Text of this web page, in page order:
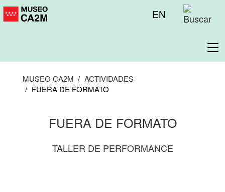
Pasar
al
Menú
superior
EN
MUSEO CA2M
ACTIVIDADES
FUERA DE FORMATO
FUERA DE FORMATO
TALLER DE PERFORMANCE